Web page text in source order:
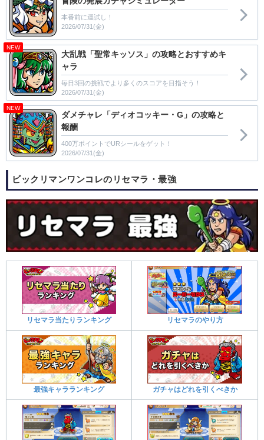
本番前に運試し！
2026/07/31(金)
NEW
大乱戦「聖常キッソス」の攻略とおすすめキ
ャラ
毎日3回の挑戦でより多くのスコアを目指そう！
2026/07/31(金)
NEW
ダメチャレ「ディオコッキー・G」の攻略と
報酬
400万ポイントでURシールをゲット！
2026/07/31(金)
ビックリマンワンコレのリセマラ・最強
リセマラ当たりランキング リセマラのやり方
最強キャラランキング ガチャはどれを引くべきか